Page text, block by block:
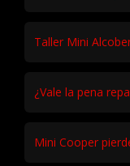
Taller Mini
¿Vale la pena
Mini Cooper